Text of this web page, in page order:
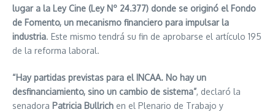
lugar a la Ley Cine (Ley Nº 24.377) donde se originó el Fondo
de Fomento, un mecanismo financiero para impulsar la
industria. Este mismo tendrá su fin de aprobarse el artículo 195
de la reforma laboral.
“Hay partidas previstas para el INCAA. No hay un
desfinanciamiento, sino un cambio de sistema”, declaró la
senadora Patricia Bullrich en el Plenario de Trabajo y